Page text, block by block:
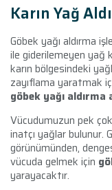
Karın Yağ
Göbek yağı aldırma
ile giderilemeyen yağ
karın bölgesindeki
zayıflama yaratmak
göbek yağı aldırma
Vücudumuzun pek
inatçı yağlar bulunur.
görünümünden,
vücuda gelmek için
yarayacaktır.